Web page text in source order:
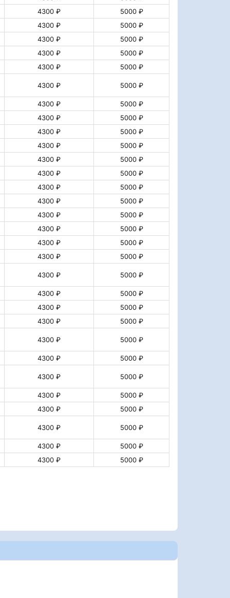
4300 ₽
5000 ₽
4300 ₽
5000 ₽
4300 ₽
5000 ₽
4300 ₽
5000 ₽
4300 ₽
5000 ₽
4300 ₽ 5000 ₽
4300 ₽
5000 ₽
4300 ₽
5000 ₽
4300 ₽
5000 ₽
4300 ₽
5000 ₽
4300 ₽
5000 ₽
4300 ₽
5000 ₽
4300 ₽
5000 ₽
4300 ₽
5000 ₽
4300 ₽
5000 ₽
4300 ₽
5000 ₽
4300 ₽
5000 ₽
4300 ₽
5000 ₽
4300 ₽ 5000 ₽
4300 ₽
5000 ₽
4300 ₽
5000 ₽
4300 ₽
5000 ₽
4300 ₽ 5000 ₽
4300 ₽ 5000 ₽
4300 ₽ 5000 ₽
4300 ₽
5000 ₽
4300 ₽
5000 ₽
4300 ₽ 5000 ₽
4300 ₽
5000 ₽
4300 ₽
5000 ₽